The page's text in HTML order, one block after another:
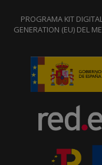
PROGRAMA KIT
GENERATION (EU) DEL